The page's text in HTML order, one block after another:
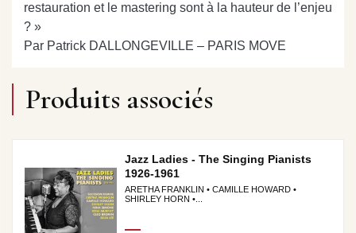
restauration et le mastering sont à la hauteur de l’enjeu
? »
Par Patrick DALLONGEVILLE – PARIS MOVE
Produits associés
Jazz Ladies - The Singing Pianists
1926-1961
ARETHA FRANKLIN • CAMILLE HOWARD •
SHIRLEY HORN •...